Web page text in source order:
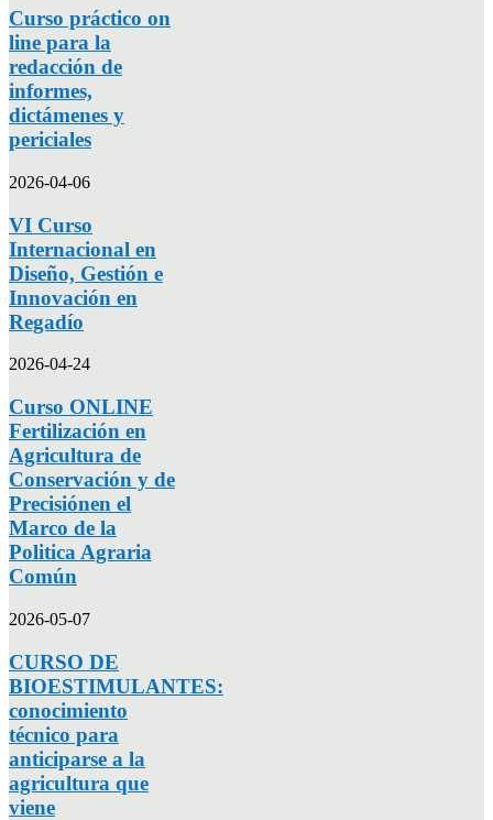
Curso práctico on
line para la
redacción de
informes,
dictámenes y
periciales
2026-04-06
VI Curso
Internacional en
Diseño, Gestión e
Innovación en
Regadío
2026-04-24
Curso ONLINE
Fertilización en
Agricultura de
Conservación y de
Precisiónen el
Marco de la
Politica Agraria
Común
2026-05-07
CURSO DE
BIOESTIMULANTES:
conocimiento
técnico para
anticiparse a la
agricultura que
viene